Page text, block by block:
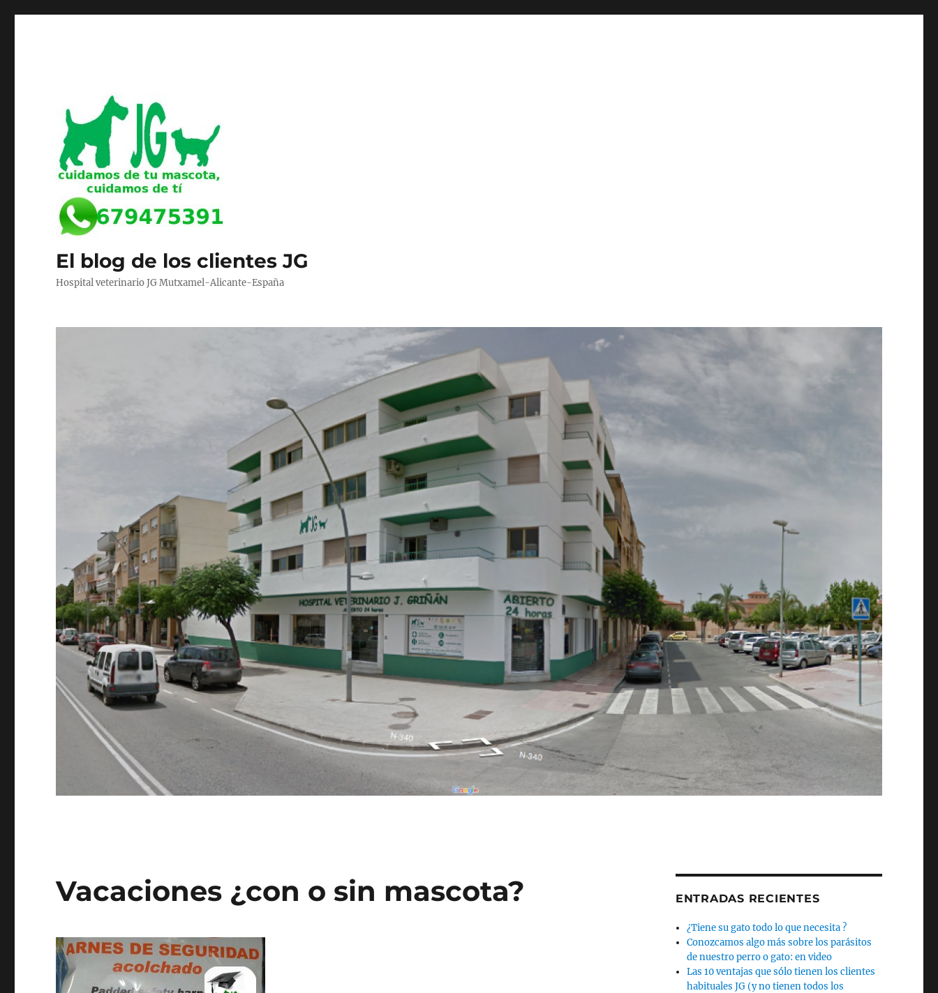
El blog de los clientes JG
Hospital veterinario JG Mutxamel-Alicante-España
Vacaciones ¿con o sin mascota? ENTRADAS RECIENTES
¿Tiene su gato todo lo que necesita ?
Conozcamos algo más sobre los parásitos
de nuestro perro o gato: en video
Las 10 ventajas que sólo tienen los clientes
habituales JG (y no tienen todos los